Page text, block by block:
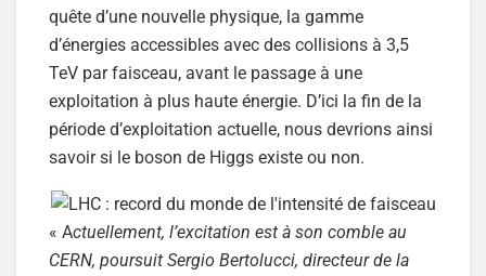
quête d’une nouvelle physique, la gamme
d’énergies accessibles avec des collisions à 3,5
TeV par faisceau, avant le passage à une
exploitation à plus haute énergie. D’ici la fin de la
période d’exploitation actuelle, nous devrions ainsi
savoir si le boson de Higgs existe ou non.
« Actuellement, l’excitation est à son comble au
CERN, poursuit Sergio Bertolucci, directeur de la